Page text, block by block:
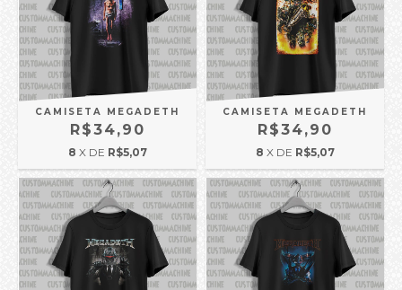
CAMISETA MEGADETH
R$34,90
8 X DE R$5,07
CAMISETA MEGADETH
R$34,90
8 X DE R$5,07